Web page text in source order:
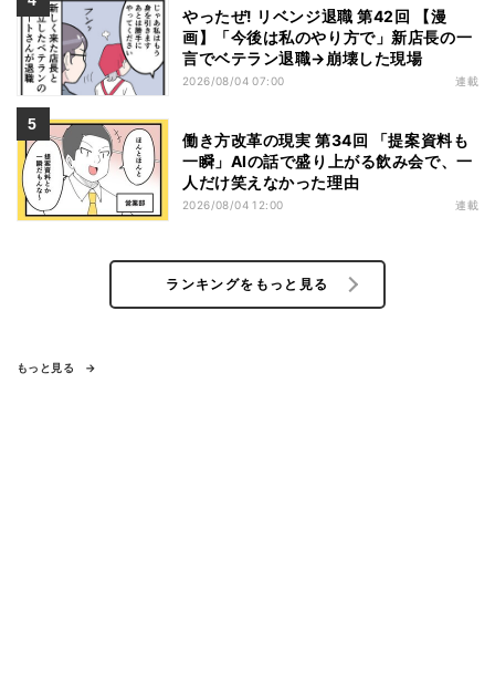
やったぜ! リベンジ退職 第42回 【漫
画】「今後は私のやり方で」新店長の一
言でベテラン退職→崩壊した現場
2026/08/04 07:00 連載
働き方改革の現実 第34回 「提案資料も
一瞬」AIの話で盛り上がる飲み会で、一
人だけ笑えなかった理由
2026/08/04 12:00 連載
ランキングをもっと見る
もっと見る